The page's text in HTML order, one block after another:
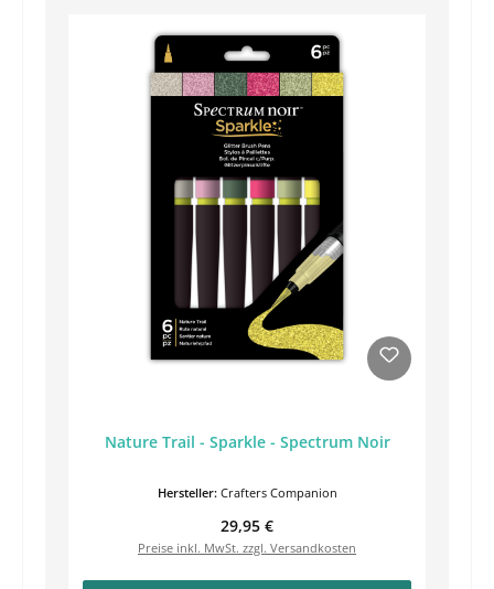
Nature Trail - Sparkle - Spectrum Noir
Hersteller: Crafters Companion
Regulärer Preis:
29,95 €
Preise inkl. MwSt. zzgl. Versandkosten